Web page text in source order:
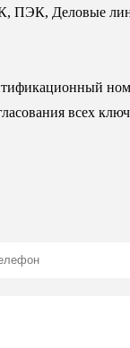
ПЭК, Деловые
всех